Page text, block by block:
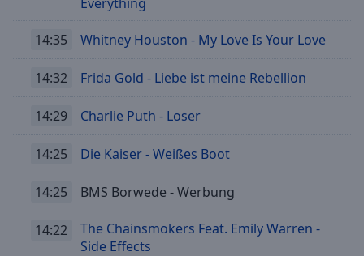
14:35 Whitney Houston - My Love Is Your Love
14:32 Frida Gold - Liebe ist meine Rebellion
14:29 Charlie Puth - Loser
14:25 Die Kaiser - Weißes Boot
14:25 BMS Borwede - Werbung
14:22
The Chainsmokers Feat. Emily Warren -
Side Effects